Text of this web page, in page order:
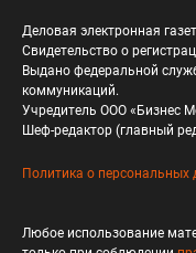
Деловая электронная
Свидетельство о
Выдано федеральной
коммуникаций.
Учредитель ООО «Бизнес
Шеф-редактор (главный
Политика о персональных
Любое использование